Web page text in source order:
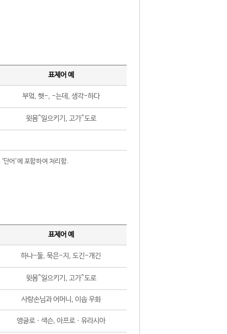
표제어 예
부엌, 햇-, -는데, 생각-하다
윗몸^일으키기, 고가^도로
단어’에 포함하여 처리함.
표제어 예
하나-둘, 묵은-지, 도긴-개긴
윗몸^일으키기, 고가^도로
사랑손님과 어머니, 이솝 우화
앵글로ㆍ색슨, 아프로ㆍ유라시아